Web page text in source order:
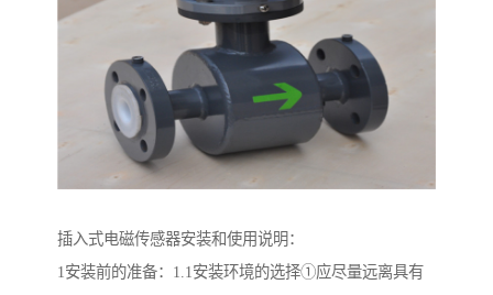
插入式电磁传感器安装和使用说明：
1安装前的准备：1.1安装环境的选择①应尽量远离具有